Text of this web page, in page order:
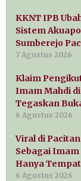
KKNT IPB
Sistem
Sumberejo
7 Agustus 2026
Klaim
Imam Mahdi
Tegaskan
6 Agustus 2026
Viral di
Sebagai
Hanya
6 Agustus 2026